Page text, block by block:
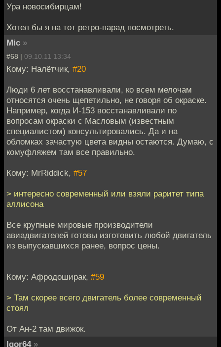
Ура новосибирцам!
Хотел бы я на тот ретро-парад посмотреть.
Mic »
#68 | 09.10.11 13:34
Кому: Налётчик, #20
Люди 6 лет восстанавливали, ко всем мелочам
относятся очень щепетильно, не говоря об окраске.
Например, когда И-153 восстанавливали по
вопросам окраски с Масловым (известным
специалистом) консультировались. Да и на
обломках зачастую цвета видны остаются. Думаю, с
комуфляжем там все правильно.
Кому: MrRiddick, #57
> интересно современный или взяли раритет типа
аллисона
Все крупные мировые производители
авиадвигателей готовы изготовить любой двигатель
из выпускавшихся ранее, вопрос цены.
Кому: Афродоширак, #59
> Там скорее всего двигатель более современный
стоял
От Ан-2 там движок.
Igor64 »